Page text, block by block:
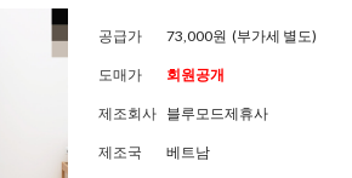
공급가 73,000원 (부가세 별도)
도매가 회원공개
제조회사 블루모드제휴사
제조국 베트남